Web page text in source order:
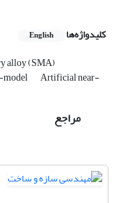
کلیدواژه‌ها English
alloy (SMA)
Artificial near-
مراجع